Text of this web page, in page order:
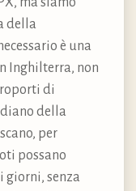
della
è una
Inghilterra, non
di
della
per
possano
giorni, senza